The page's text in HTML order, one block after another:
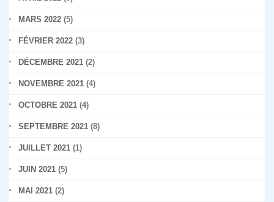
MARS 2022 (5)
FÉVRIER 2022 (3)
DÉCEMBRE 2021 (2)
NOVEMBRE 2021 (4)
OCTOBRE 2021 (4)
SEPTEMBRE 2021 (8)
JUILLET 2021 (1)
JUIN 2021 (5)
MAI 2021 (2)